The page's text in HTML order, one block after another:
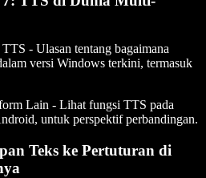
TTS - Ulasan tentang bagaimana
versi Windows terkini, termasuk
Lain - Lihat fungsi TTS pada
untuk perspektif perbandingan.
Teks ke Pertuturan di